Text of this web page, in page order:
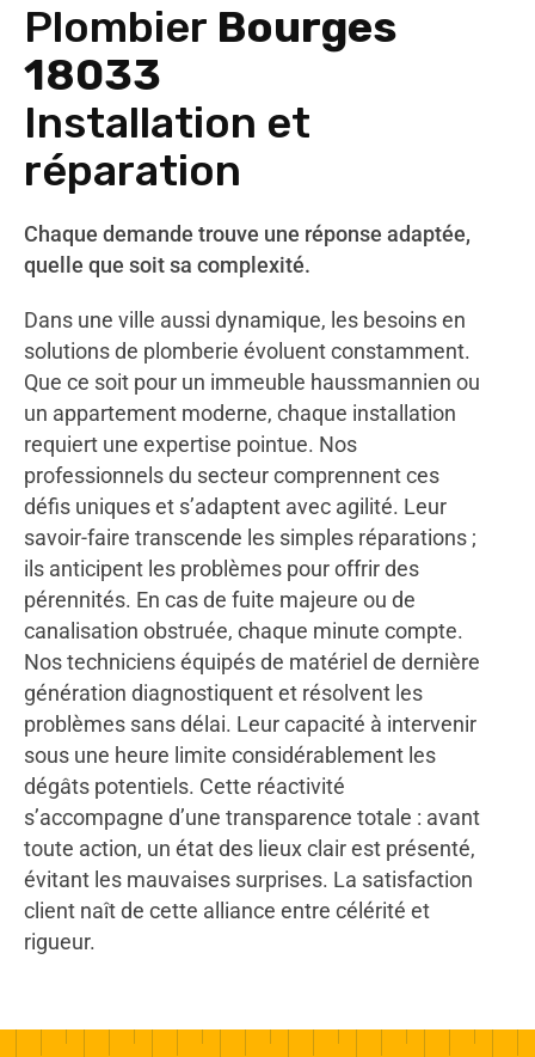
Plombier Bourges
18033
Installation et
réparation
Chaque demande trouve une réponse adaptée,
quelle que soit sa complexité.
Dans une ville aussi dynamique, les besoins en
solutions de plomberie évoluent constamment.
Que ce soit pour un immeuble haussmannien ou
un appartement moderne, chaque installation
requiert une expertise pointue. Nos
professionnels du secteur comprennent ces
défis uniques et s’adaptent avec agilité. Leur
savoir-faire transcende les simples réparations ;
ils anticipent les problèmes pour offrir des
pérennités. En cas de fuite majeure ou de
canalisation obstruée, chaque minute compte.
Nos techniciens équipés de matériel de dernière
génération diagnostiquent et résolvent les
problèmes sans délai. Leur capacité à intervenir
sous une heure limite considérablement les
dégâts potentiels. Cette réactivité
s’accompagne d’une transparence totale : avant
toute action, un état des lieux clair est présenté,
évitant les mauvaises surprises. La satisfaction
client naît de cette alliance entre célérité et
rigueur.